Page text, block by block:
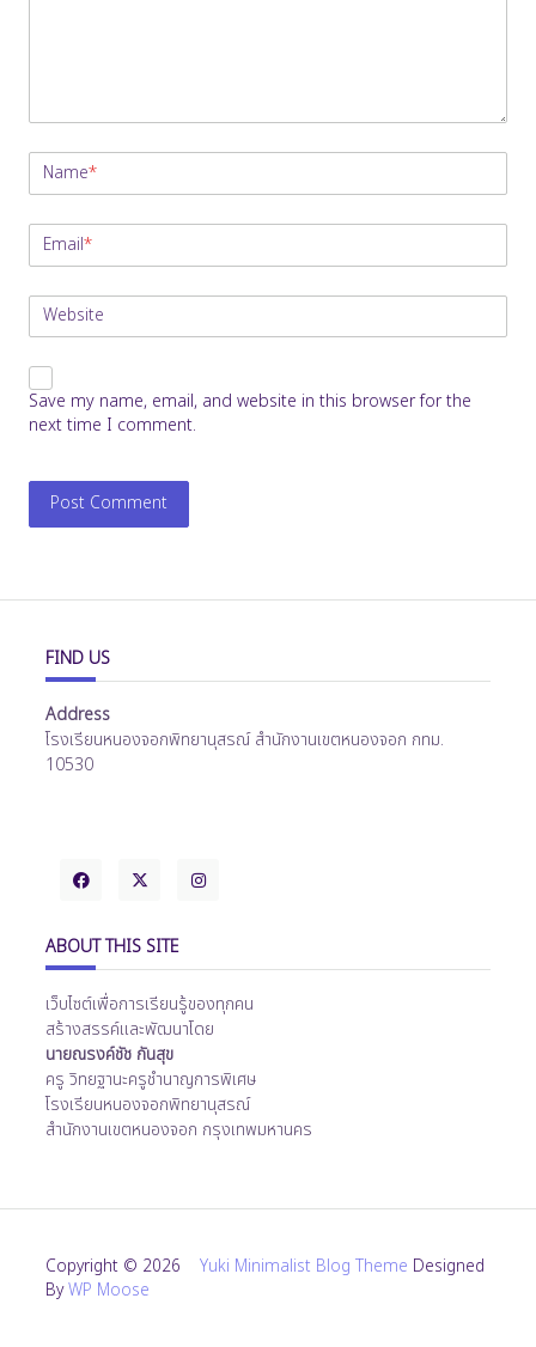
Name*
Email*
Website
Save my name, email, and website in this browser for the
next time I comment.
FIND US
Address
โรงเรียนหนองจอกพิทยานุสรณ์ สำนักงานเขตหนองจอก กทม.
10530
ABOUT THIS SITE
เว็บไซต์เพื่อการเรียนรู้ของทุกคน
สร้างสรรค์และพัฒนาโดย
นายณรงค์ชัช กันสุข
ครู วิทยฐานะครูชำนาญการพิเศษ
โรงเรียนหนองจอกพิทยานุสรณ์
สำนักงานเขตหนองจอก กรุงเทพมหานคร
Copyright © 2026 Yuki Minimalist Blog Theme Designed
ByWP Moose